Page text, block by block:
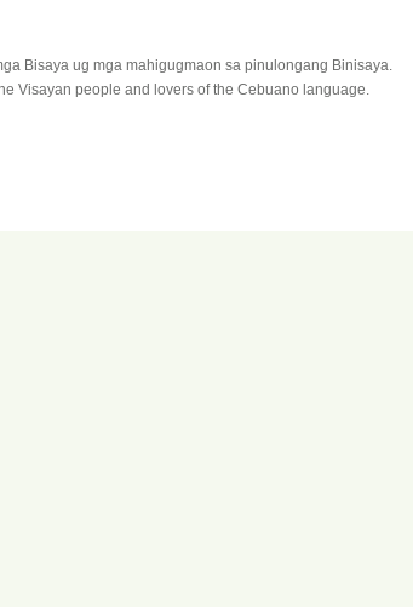
Bisaya ug mga mahigugmaon sa pinulongang Binisaya.
Visayan people and lovers of the Cebuano language.